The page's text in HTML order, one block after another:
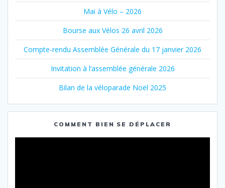
Mai à Vélo – 2026
Bourse aux Vélos 26 avril 2026
Compte-rendu Assemblée Générale du 17 janvier 2026
Invitation à l’assemblée générale 2026
Bilan de la véloparade Noël 2025
COMMENT BIEN SE DÉPLACER